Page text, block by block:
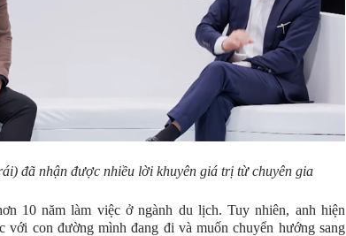
đã nhận được nhiều lời khuyên giá trị từ chuyên gia
10 năm làm việc ở ngành du lịch. Tuy nhiên, anh hiện
với con đường mình đang đi và muốn chuyển hướng sang